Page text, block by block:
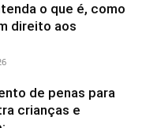
o que é, como
direito aos
de penas para
crianças e